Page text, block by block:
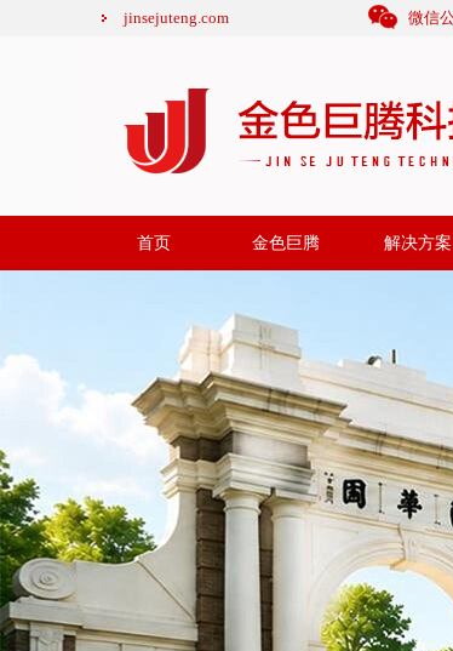
jinsejuteng.com 微信
首页 金色巨腾 解决方案